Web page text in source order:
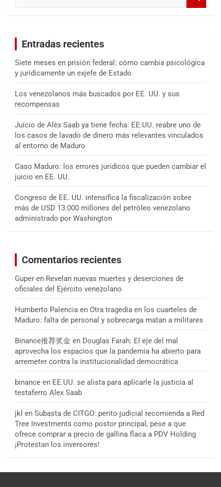
Entradas recientes
Siete meses en prisión federal: cómo cambia psicológica
y jurídicamente un exjefe de Estado
Los venezolanos más buscados por EE. UU. y sus
recompensas
Juicio de Alex Saab ya tiene fecha: EE.UU. reabre uno de
los casos de lavado de dinero más relevantes vinculados
al entorno de Maduro
Caso Maduro: los errores jurídicos que pueden cambiar el
juicio en EE. UU.
Congreso de EE. UU. intensifica la fiscalización sobre
más de USD 13.000 millones del petróleo venezolano
administrado por Washington
Comentarios recientes
Guper en Revelan nuevas muertes y deserciones de
oficiales del Ejército venezolano
Humberto Palencia en Otra tragedia en los cuarteles de
Maduro: falta de personal y sobrecarga matan a militares
Binance推荐奖金 en Douglas Farah: El eje del mal
aprovecha los espacios que la pandemia ha abierto para
arremeter contra la institucionalidad democrática
binance en EE.UU. se alista para aplicarle la justicia al
testaferro Alex Saab
jkl en Subasta de CITGO: perito judicial recomienda a Red
Tree Investments como postor principal, pese a que
ofrece comprar a precio de gallina flaca a PDV Holding
¡Protestan los inversores!